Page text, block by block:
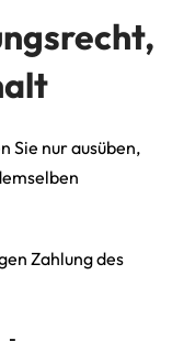
Sie nur ausüben,
Zahlung des